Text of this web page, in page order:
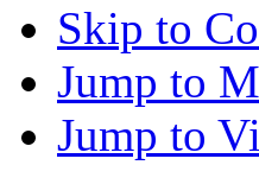
Skip to
Jump to
Jump to